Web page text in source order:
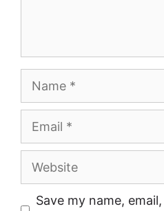
Website
Save my name,